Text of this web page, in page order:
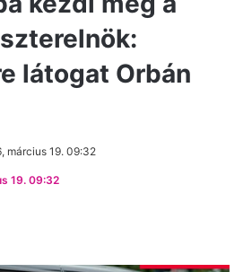
látogat Orbán
március 19. 09:32
19. 09:32